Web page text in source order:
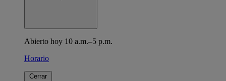
Abierto hoy 10 a.m.–5 p.m.
Horario
Cerrar